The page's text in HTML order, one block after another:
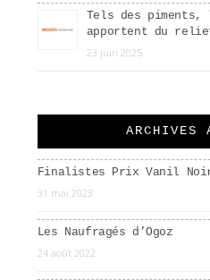
Tels des
apportent du
23 juin 2025
ARCHIVES
Finalistes Prix Vanil
31 mai 2023
Les Naufragés d’Ogoz
24 août 2022